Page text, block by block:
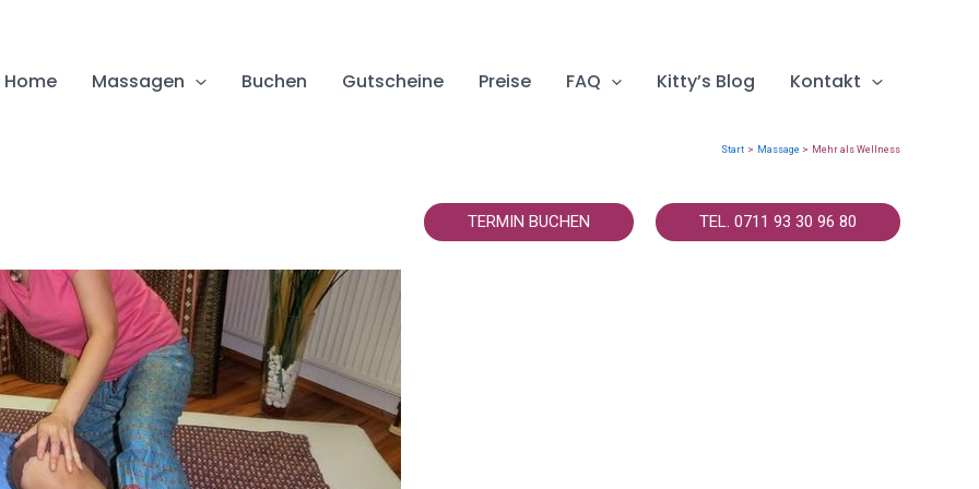
Home Massagen Buchen Gutscheine Preise FAQ Kitty’s Blog Kontakt
Start Massage Mehr als Wellness
TERMIN BUCHEN TEL. 0711 93 30 96 80